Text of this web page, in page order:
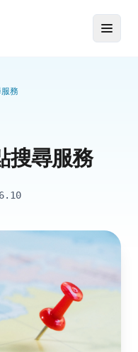
務
搜尋服務